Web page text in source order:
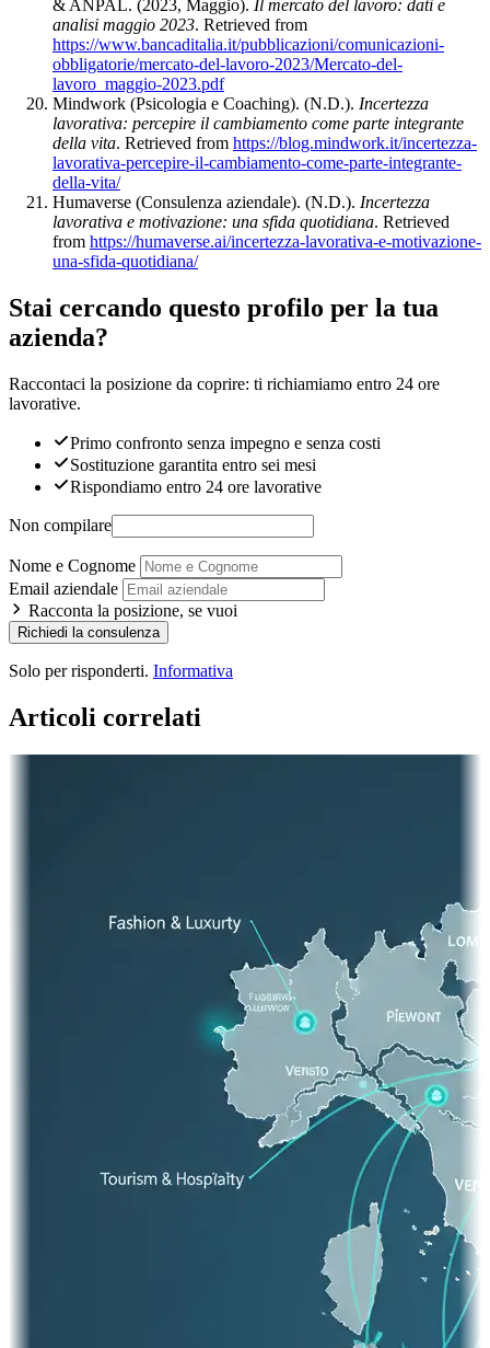
& ANPAL. (2023, Maggio). Il mercato del lavoro: dati e
analisi maggio 2023. Retrieved from
https://www.bancaditalia.it/pubblicazioni/comunicazioni-
obbligatorie/mercato-del-lavoro-2023/Mercato-del-
lavoro_maggio-2023.pdf
Mindwork (Psicologia e Coaching). (N.D.). Incertezza
lavorativa: percepire il cambiamento come parte integrante
della vita. Retrieved from https://blog.mindwork.it/incertezza-
lavorativa-percepire-il-cambiamento-come-parte-integrante-
della-vita/
Humaverse (Consulenza aziendale). (N.D.). Incertezza
lavorativa e motivazione: una sfida quotidiana. Retrieved
from https://humaverse.ai/incertezza-lavorativa-e-motivazione-
una-sfida-quotidiana/
Stai cercando questo profilo per la tua
azienda?
Raccontaci la posizione da coprire: ti richiamiamo entro 24 ore
lavorative.
Primo confronto senza impegno e senza costi
Sostituzione garantita entro sei mesi
Rispondiamo entro 24 ore lavorative
Non compilare
Nome e Cognome
Email aziendale
Racconta la posizione, se vuoi
Richiedi la consulenza
Solo per risponderti. Informativa
Articoli correlati